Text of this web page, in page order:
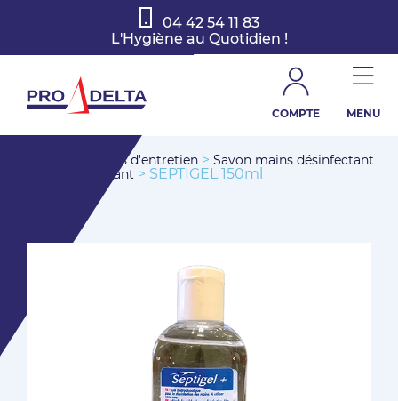
04 42 54 11 83
L'Hygiène au Quotidien !
COMPTE MENU
Produits d'entretien > Savon mains désinfectant
et non désinfectant > SEPTIGEL 150ml